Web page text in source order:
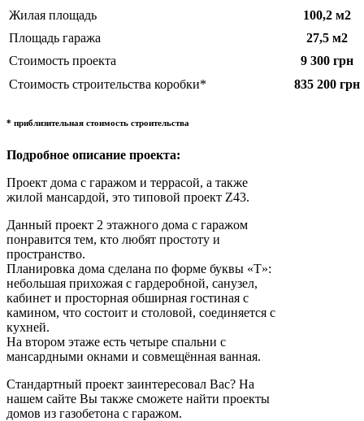
Жилая площадь
100,2 м2
Площадь гаража
27,5 м2
Стоимость проекта
9 300 грн
Стоимость строительства коробки*
835 200 грн
* приблизительная стоимость строительства
Подробное описание проекта:
Проект дома с гаражом и террасой, а также
жилой мансардой, это типовой проект Z43.
Данный проект 2 этажного дома с гаражом
понравится тем, кто любят простоту и
пространство.
Планировка дома сделана по форме буквы «Т»:
небольшая прихожая с гардеробной, санузел,
кабинет и просторная обширная гостиная с
камином, что состоит и столовой, соединяется с
кухней.
На втором этаже есть четыре спальни с
мансардными окнами и совмещённая ванная.
Стандартный проект заинтересовал Вас? На
нашем сайте Вы также сможете найти проекты
домов из газобетона с гаражом.